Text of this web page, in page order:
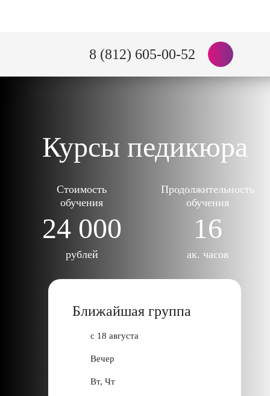
8 (812) 605-00-52
Курсы педикюра
Стоимость
обучения
24 000
рублей
Продолжительность
обучения
16
ак. часов
Ближайшая группа
с 18 августа
Вечер
Вт, Чт